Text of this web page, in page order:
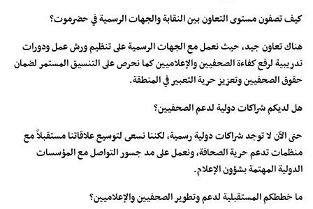
كيف تصفون مستوى التعاون بين النقابة والجهات الرسمية في حضرموت؟
هناك تعاون جيد، حيث نعمل مع الجهات الرسمية على تنظيم ورش عمل ودورات
تدريبية لرفع كفاءة الصحفيين والإعلاميين كما نحرص على التنسيق المستمر لضمان
حقوق الصحفيين وتعزيز حرية التعبير في المنطقة.
هل لديكم شراكات دولية لدعم الصحفيين؟
حتى الآن لا توجد شراكات دولية رسمية، لكننا نسعى لتوسيع علاقاتنا مستقبلاً مع
منظمات تدعم حرية الصحافة، ونعمل على مد جسور التواصل مع المؤسسات
الدولية المهتمة بشؤون الإعلام.
ما خططكم المستقبلية لدعم وتطوير الصحفيين والإعلاميين؟